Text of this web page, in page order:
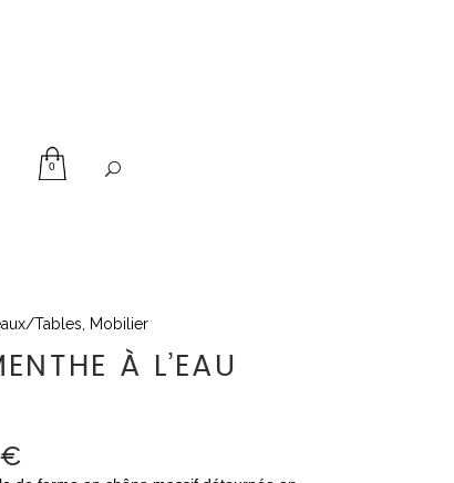
0
Tables Mobilier
À L’EAU
€